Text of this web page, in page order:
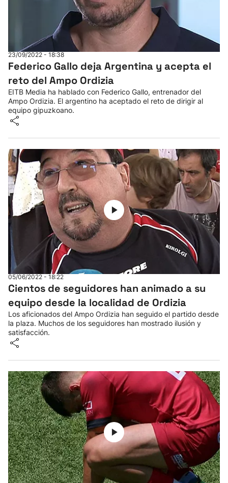
23/09/2022 - 18:38
Federico Gallo deja Argentina y acepta el
reto del Ampo Ordizia
EITB Media ha hablado con Federico Gallo, entrenador del
Ampo Ordizia. El argentino ha aceptado el reto de dirigir al
equipo gipuzkoano.
05/06/2022 - 18:22
Cientos de seguidores han animado a su
equipo desde la localidad de Ordizia
Los aficionados del Ampo Ordizia han seguido el partido desde
la plaza. Muchos de los seguidores han mostrado ilusión y
satisfacción.